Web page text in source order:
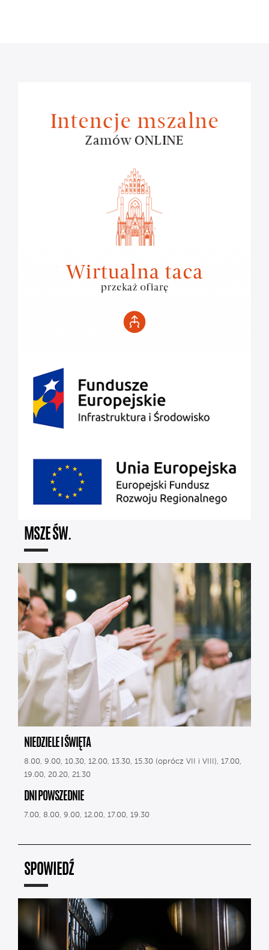
MSZE ŚW.
NIEDZIELE I ŚWIĘTA
8.00, 9.00, 10.30, 12.00, 13.30, 15.30 (oprócz VII i VIII), 17.00,
19.00, 20.20, 21.30
DNI POWSZEDNIE
7.00, 8.00, 9.00, 12.00, 17.00, 19.30
SPOWIEDŹ